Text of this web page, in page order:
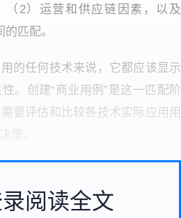
（2）运营和供应链因素，以及
匹配。
的任何技术来说，它都应该显示
。创建“商业用例”是这一匹配阶
要评估和比较各技术实际应用用
阅读全文